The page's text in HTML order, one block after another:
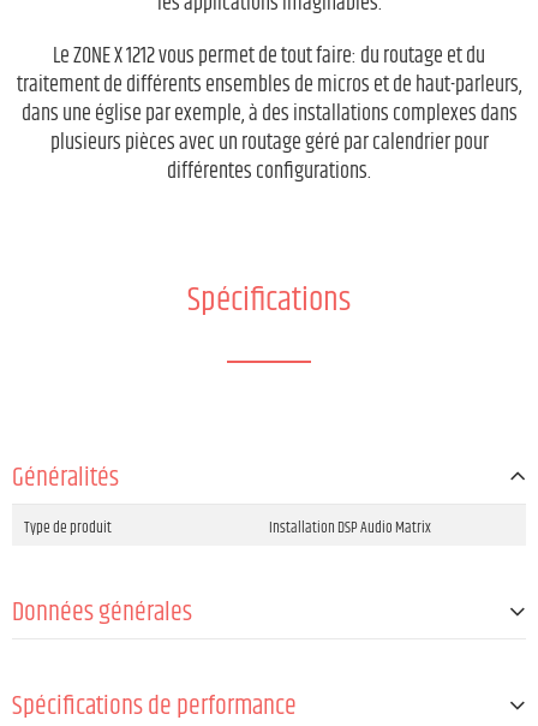
Le ZONE X 1212 vous permet de tout faire: du routage et du
traitement de différents ensembles de micros et de haut-parleurs,
dans une église par exemple, à des installations complexes dans
plusieurs pièces avec un routage géré par calendrier pour
différentes configurations.
Spécifications
Généralités
Type de produit Installation DSP Audio Matrix
Données générales
Sortie audio
12 sorties ligne symétriques
Spécifications de performance